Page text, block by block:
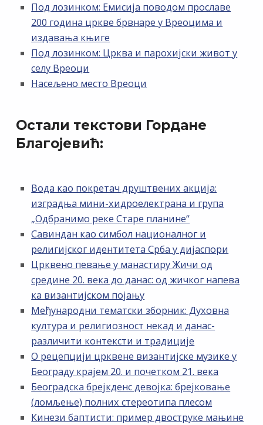
Под лозинком: Емисија поводом прославе
200 година цркве брвнаре у Вреоцима и
издавања књиге
Под лозинком: Црква и парохијски живот у
селу Вреоци
Насељено место Вреоци
Остали текстови Гордане
Благојевић:
Вода као покретач друштвених акција:
изградња мини-хидроелектрана и група
„Одбранимо реке Старе планине“
Савиндан као симбол националног и
религијског идентитета Срба у дијаспори
Црквено певање у манастиру Жичи од
средине 20. века до данас: од жичког напева
ка византијском појању
Међународни тематски зборник: Духовна
култура и религиозност некад и данас-
различити контексти и традиције
О рецепцији црквене византијске музике у
Београду крајем 20. и почетком 21. века
Београдска брејкденс девојка: брејковање
(ломљење) полних стереотипа плесом
Кинези баптисти: пример двоструке мањине